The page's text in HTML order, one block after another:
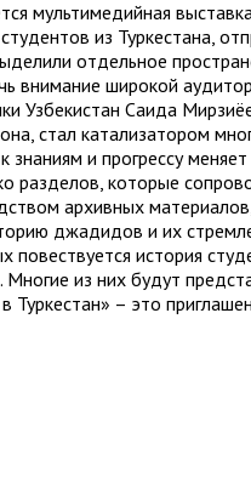
мультимедийная
из Туркестана,
отдельное
внимание широкой
Узбекистан Саида
стал катализатором
знаниям и прогрессу
разделов, которые
архивных
джадидов и их
повествуется история
из них будут
– это